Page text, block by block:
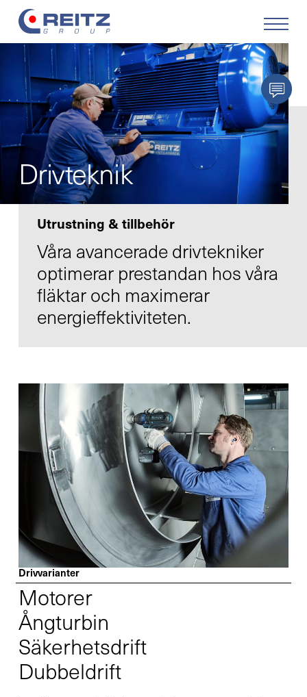
Produkter
Lösningar
Service
Retrofit
Företaget
Karriär
Kontakt
Infocenter
DE EN SV ZH
Utrustning & tillbehör
Drivteknik
Våra avancerade drivtekniker
optimerar prestandan hos våra
fläktar och maximerar
energieffektiviteten.
Drivvarianter
Motorer
Ångturbin
Säkerhetsdrift
Dubbeldrift